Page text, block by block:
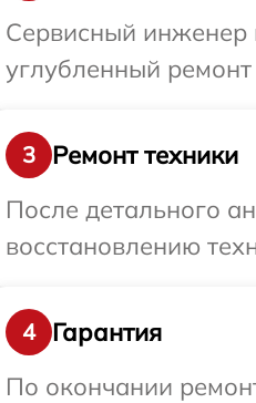
Сервисный инженер
углубленный
3
Ремонт техники
После детального
восстановлению
4
Гарантия
По окончании